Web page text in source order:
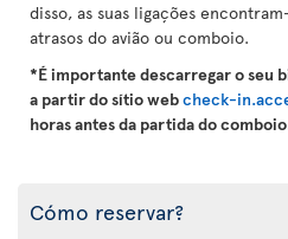
disso, as suas ligações
atrasos do avião ou comboio.
*É importante descarregar o seu
a partir do sítio webcheck-
horas antes da partida do
Cómo reservar?